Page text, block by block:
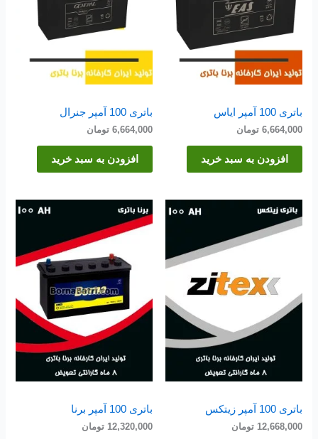
باتری 100 آمپر ایاس
6,664,000 تومان
افزودن به سبد خرید
باتری 100 آمپر جنرال
6,664,000 تومان
افزودن به سبد خرید
باتری 100 آمپر زیتکس
12,668,000 تومان
باتری 100 آمپر برنا
12,320,000 تومان